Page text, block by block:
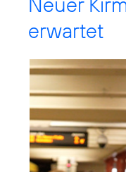
erwartet